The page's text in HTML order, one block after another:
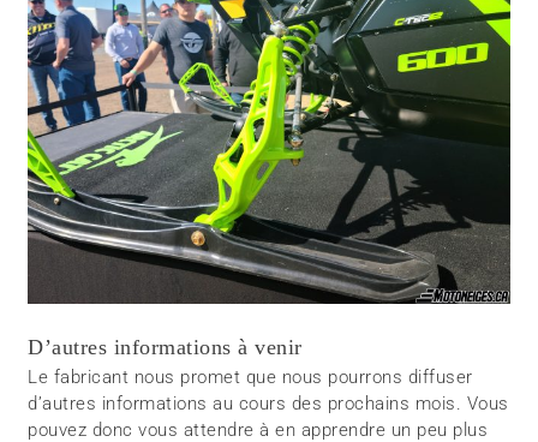
D’autres informations à venir
Le fabricant nous promet que nous pourrons diffuser
d’autres informations au cours des prochains mois. Vous
pouvez donc vous attendre à en apprendre un peu plus